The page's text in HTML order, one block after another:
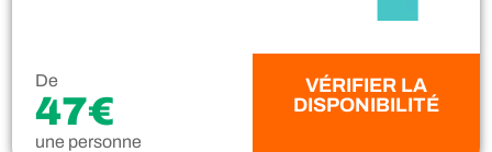
De
47€
une personne
VÉRIFIER LA
DISPONIBILITÉ